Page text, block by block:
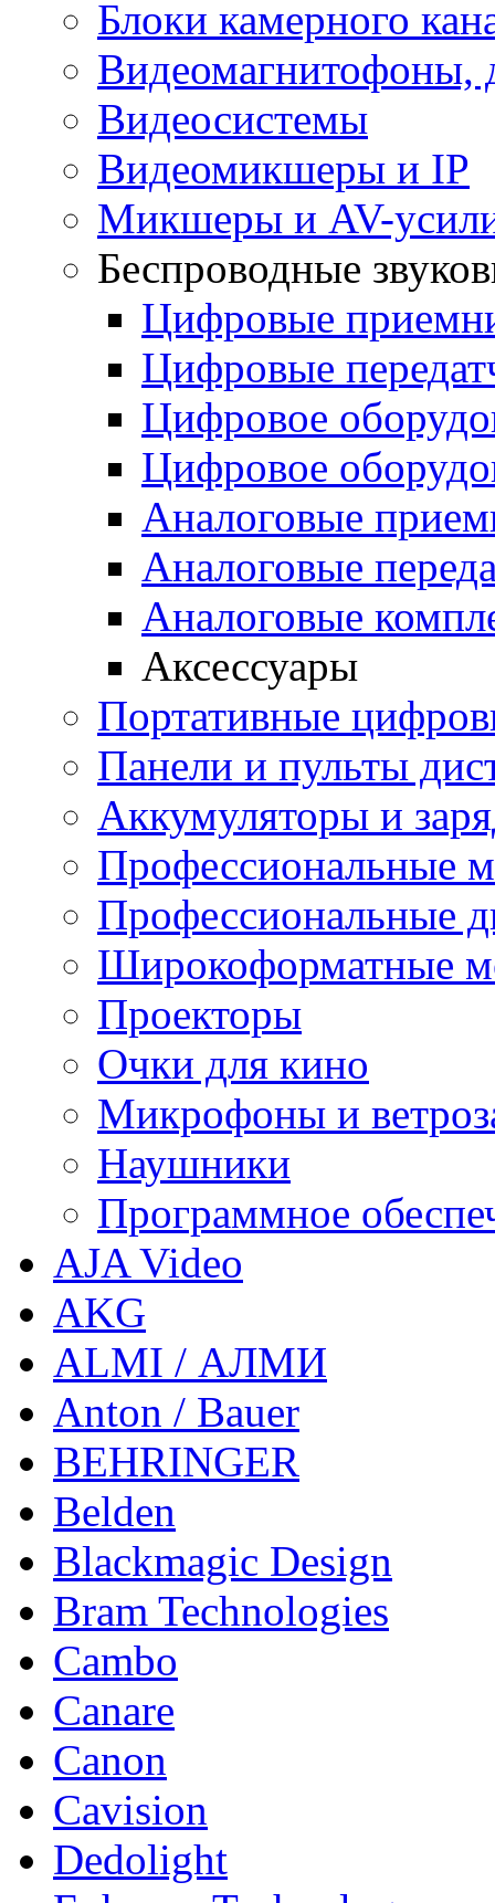
Блоки камерного
Видеомагнитофоны,
Видеосистемы
Видеомикшеры и IP
Микшеры и AV-
Беспроводные
Цифровые
Цифровые
Цифровое
Цифровое
Аналоговые
Аналоговые
Аналоговые
Аксессуары
Портативные
Панели и пульты
Аккумуляторы и
Профессиональные
Профессиональные
Широкоформатные
Проекторы
Очки для кино
Микрофоны и
Наушники
Программное
AJA Video
AKG
ALMI / АЛМИ
Anton / Bauer
BEHRINGER
Belden
Blackmagic Design
Bram Technologies
Cambo
Canare
Canon
Cavision
Dedolight